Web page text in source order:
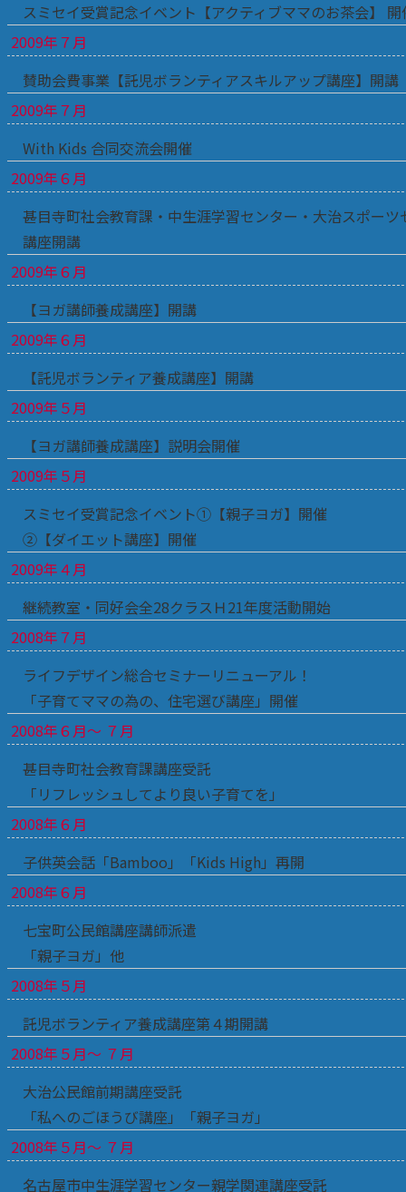
スミセイ受賞記念イベント【アクティブママのお茶会】 開
2009年７月
賛助会費事業【託児ボランティアスキルアップ講座】開講
2009年７月
With Kids 合同交流会開催
2009年６月
甚目寺町社会教育課・中生涯学習センター・大治スポーツ
講座開講
2009年６月
【ヨガ講師養成講座】開講
2009年６月
【託児ボランティア養成講座】開講
2009年５月
【ヨガ講師養成講座】説明会開催
2009年５月
スミセイ受賞記念イベント①【親子ヨガ】開催
②【ダイエット講座】開催
2009年４月
継続教室・同好会全28クラスＨ21年度活動開始
2008年７月
ライフデザイン総合セミナーリニューアル！
「子育てママの為の、住宅選び講座」開催
2008年６月～ ７月
甚目寺町社会教育課講座受託
「リフレッシュしてより良い子育てを」
2008年６月
子供英会話「Bamboo」「Kids High」再開
2008年６月
七宝町公民館講座講師派遣
「親子ヨガ」他
2008年５月
託児ボランティア養成講座第４期開講
2008年５月～ ７月
大治公民館前期講座受託
「私へのごほうび講座」「親子ヨガ」
2008年５月～ ７月
名古屋市中生涯学習センター親学関連講座受託